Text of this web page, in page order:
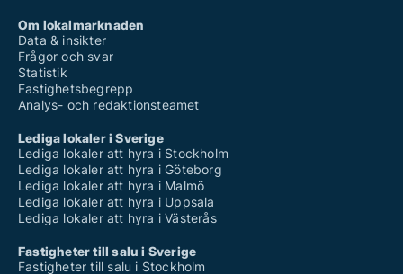
Om lokalmarknaden
Data & insikter
Frågor och svar
Statistik
Fastighetsbegrepp
Analys- och redaktionsteamet
Lediga lokaler i Sverige
Lediga lokaler att hyra i Stockholm
Lediga lokaler att hyra i Göteborg
Lediga lokaler att hyra i Malmö
Lediga lokaler att hyra i Uppsala
Lediga lokaler att hyra i Västerås
Fastigheter till salu i Sverige
Fastigheter till salu i Stockholm